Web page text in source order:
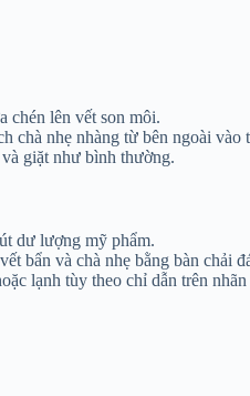
chén lên vết son môi.
chà nhẹ nhàng từ bên ngoài vào
giặt như bình thường.
dư lượng mỹ phẩm.
bẩn và chà nhẹ bằng bàn chải
lạnh tùy theo chỉ dẫn trên nhãn